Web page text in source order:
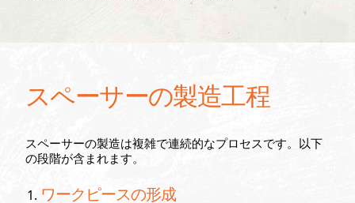
スペーサーの製造工程
スペーサーの製造は複雑で連続的なプロセスです。以下
の段階が含まれます。
ワークピースの形成